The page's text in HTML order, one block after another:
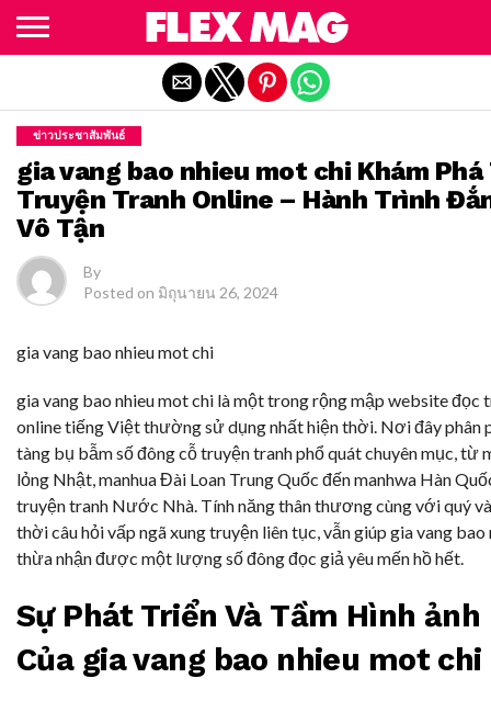
ข่าวประชาสัมพันธ์
gia vang bao nhieu mot chi Khám Phá
Truyện Tranh Online – Hành Trình
Vô Tận
By
Posted on มิถุนายน 26, 2024
gia vang bao nhieu mot chi
gia vang bao nhieu mot chi là một trong rộng mập website đọc
online tiếng Việt thường sử dụng nhất hiện thời. Nơi đây phân
tàng bụ bẫm số đông cỗ truyện tranh phổ quát chuyên mục, từ
lỏng Nhật, manhua Đài Loan Trung Quốc đến manhwa Hàn
truyện tranh Nước Nhà. Tính năng thân thương cùng với quý
thời câu hỏi vấp ngã xung truyện liên tục, vẫn giúp gia vang bao
thừa nhận được một lượng số đông đọc giả yêu mến hồ hết.
Sự Phát Triển Và Tầm Hình ảnh
Của gia vang bao nhieu mot chi
Exit mobile version